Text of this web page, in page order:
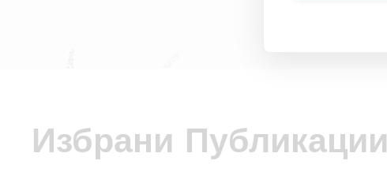
Избрани Публикации